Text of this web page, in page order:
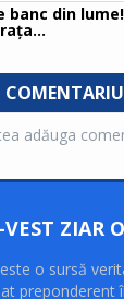
banc din
COMENTARIU
adăuga
VEST ZIAR
o sursă
preponderent